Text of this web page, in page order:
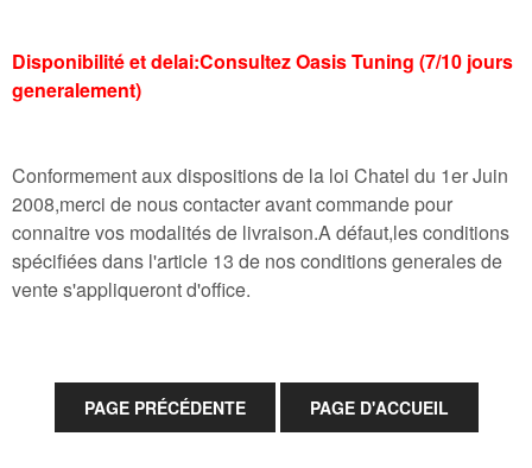
Disponibilité et delai:Consultez Oasis Tuning (7/10 jours
generalement)
Conformement aux dispositions de la loi Chatel du 1er Juin
2008,merci de nous contacter avant commande pour
connaitre vos modalités de livraison.A défaut,les conditions
spécifiées dans l'article 13 de nos conditions generales de
vente s'appliqueront d'office.